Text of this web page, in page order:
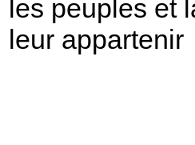
les peuples et
leur appartenir